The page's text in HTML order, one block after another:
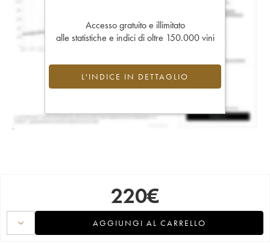
Accesso gratuito e illimitato
alle statistiche e indici di oltre 150.000 vini
L'INDICE IN DETTAGLIO
220€
AGGIUNGI AL CARRELLO